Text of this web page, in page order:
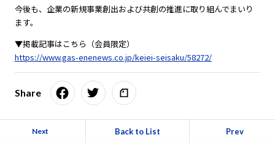
今後も、企業の新規事業創出および共創の推進に取り組んでまいり
ます。
▼掲載記事はこちら（会員限定）
https://www.gas-enenews.co.jp/keiei-seisaku/58272/
Share
Next Back to List Prev